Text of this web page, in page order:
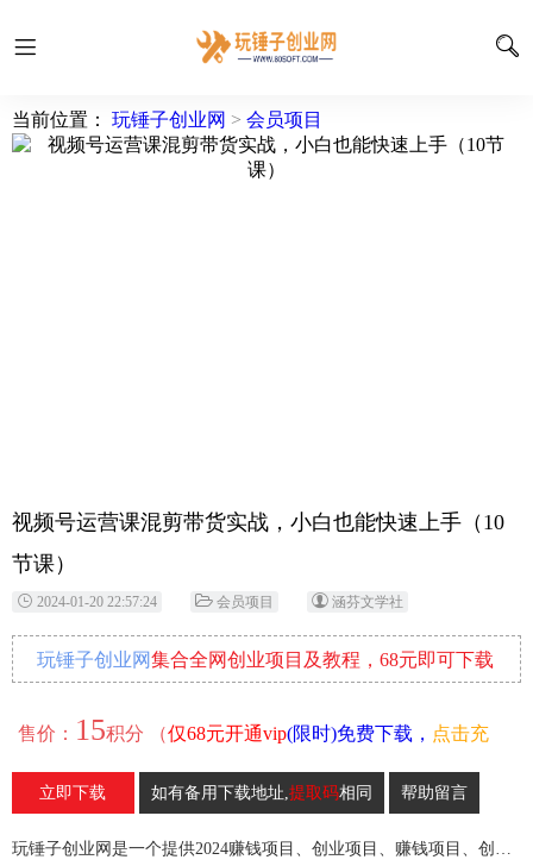
当前位置： 玩锤子创业网 > 会员项目
视频号运营课混剪带货实战，小白也能快速上手（10
节课）
2024-01-20 22:57:24 会员项目 涵芬文学社
玩锤子创业网集合全网创业项目及教程，68元即可下载
售价： 15积分 （仅68元开通vip(限时)免费下载， 点击充
）
立即下载 如有备用下载地址,提取码相同 帮助留言
玩锤子创业网是一个提供2024赚钱项目、创业项目、赚钱项目、创业赚钱教程、引流教程的创业网,欢迎来玩锤子创业网！